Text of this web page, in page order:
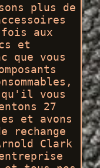
plus de
aux
et
que vous
qu'il vous
27
et avons
rechange
Clark